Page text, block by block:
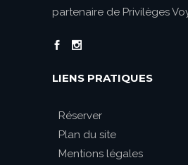
partenaire de Privilèges
LIENS PRATIQUES
Réserver
Plan du site
Mentions légales